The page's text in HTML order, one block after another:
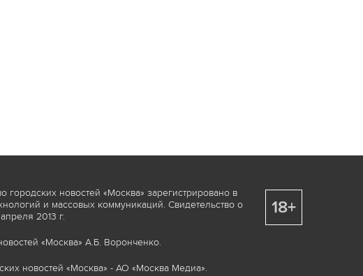
новостей «Москва» зарегистрировано в
и массовых коммуникаций. Свидетельство о
2013 г.
«Москва» А.Б. Воронченко.
новостей «Москва» - АО «Москва Медиа».
18+